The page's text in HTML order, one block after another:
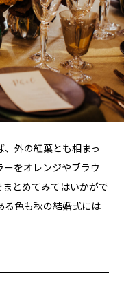
外の紅葉とも相まっ
をオレンジやブラウ
とめてみてはいかがで
る色も秋の結婚式には